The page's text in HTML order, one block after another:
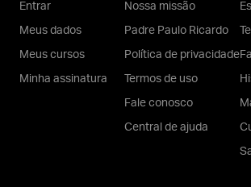
Entrar
Meus dados
Meus cursos
Minha assinatura
Nossa missão
Padre Paulo Ricardo
Política de privacidade
Termos de uso
Fale conosco
Central de ajuda